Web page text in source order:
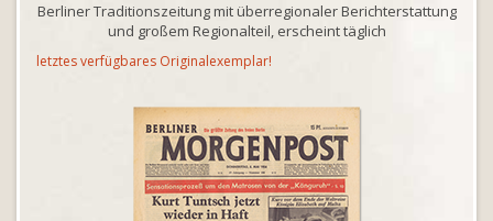
Berliner Traditionszeitung mit überregionaler Berichterstattung
und großem Regionalteil, erscheint täglich
letztes verfügbares Originalexemplar!